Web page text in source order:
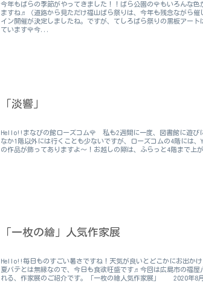
今年もばらの季節がやってきました！！ばら公園の🌹もいろんな色
ますね♬（道路から見ただけ福山ばら祭りは、今年も残念ながら催
イン開催が決定しましたね。ですが、てしろばら祭りの黒板アート
ています🌹今...
「淡響」
Hello!!まなびの館ローズコム🌹 私も2週間に一度、図書館に遊び
なか1階以外には行くことも少ないですが、ローズコムの4階には、
の作品が飾ってありますよ～！お越しの際は、ふらっと4階まで上
「一枚の繪」人気作家展
Hello!!毎日ものすごい暑さですね！天気が良いとどこかにお出か
夏バテとは無縁なので、今日も食欲旺盛です♬今回は広島市の福屋
れる、作家展のご紹介です。「一枚の繪人気作家展」 2020年8